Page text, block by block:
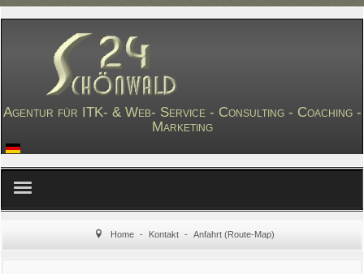
Agentur für ITK- & Web- Service - Consulting - Coaching -
Marketing
Home - Kontakt - Anfahrt (Route-Map)